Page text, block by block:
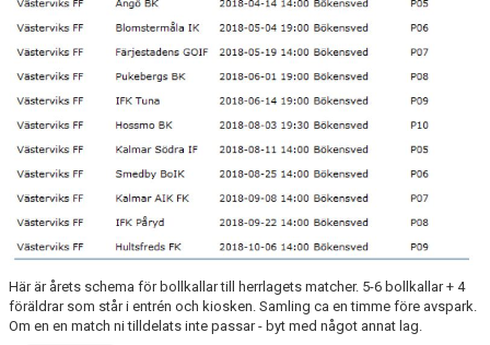
Här är årets schema för bollkallar till herrlagets matcher. 5-6 bollkallar + 4
föräldrar som står i entrén och kiosken. Samling ca en timme före avspark.
Om en en match ni tilldelats inte passar - byt med något annat lag.